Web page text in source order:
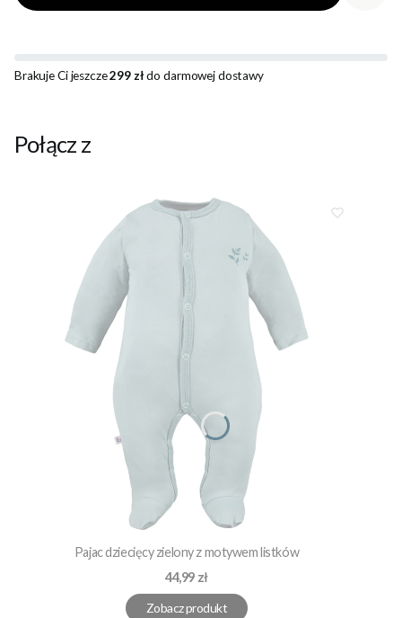
Brakuje Ci jeszcze299 złdo darmowej dostawy
Połącz z
Pajac dziecięcy zielony z motywem listków
Cena
44,99 zł
Zobacz produkt